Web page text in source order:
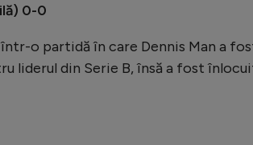
0-0
o partidă în care Dennis Man a
liderul din Serie B, însă a fost